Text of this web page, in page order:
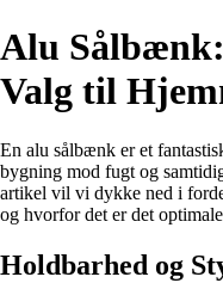
Alu
Valg til
En alu sålbænk er et
bygning mod fugt og
artikel vil vi dykke ned i
og hvorfor det er det
Holdbarhed og